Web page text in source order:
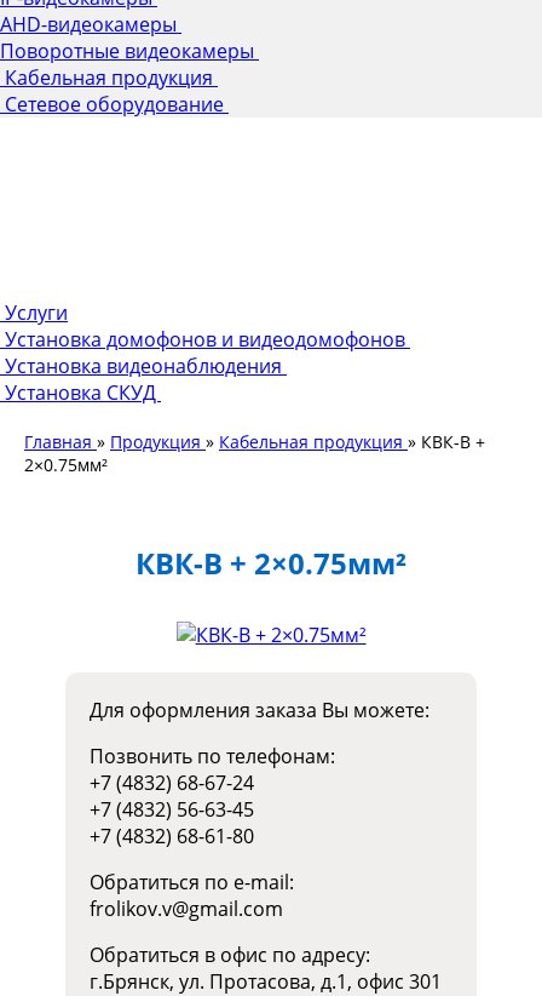
AHD-видеокамеры
Поворотные видеокамеры
Кабельная продукция
Сетевое оборудование
Услуги
Установка домофонов и видеодомофонов
Установка видеонаблюдения
Установка СКУД
Главная » Продукция » Кабельная продукция » КВК-В +
2×0.75мм²
КВК-В + 2×0.75мм²
Для оформления заказа Вы можете:
Позвонить по телефонам:
+7 (4832) 68-67-24
+7 (4832) 56-63-45
+7 (4832) 68-61-80
Обратиться по e-mail:
frolikov.v@gmail.com
Обратиться в офис по адресу:
г.Брянск, ул. Протасова, д.1, офис 301